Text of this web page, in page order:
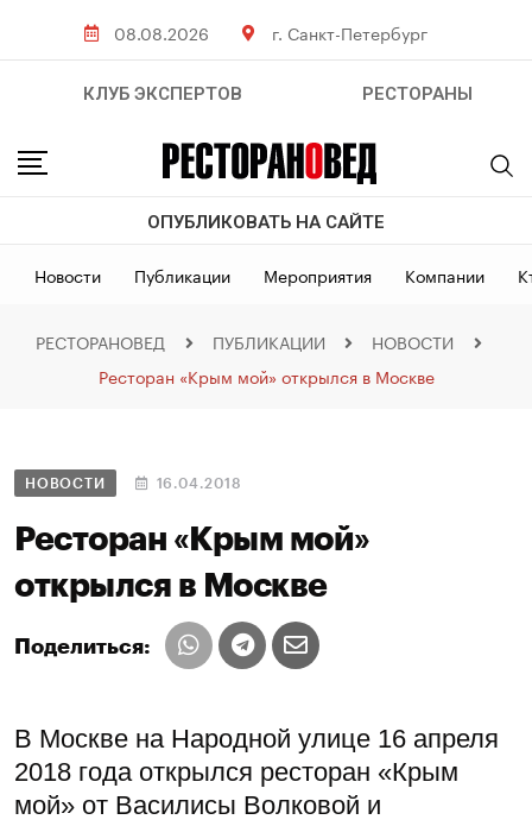
08.08.2026 г. Санкт-Петербург
КЛУБ ЭКСПЕРТОВ РЕСТОРАНЫ
ОПУБЛИКОВАТЬ НА САЙТЕ
Новости Публикации Мероприятия Компании
РЕСТОРАНОВЕД ПУБЛИКАЦИИ
НОВОСТИ
Ресторан «Крым мой» открылся в Москве
НОВОСТИ 16.04.2018
Ресторан «Крым мой»
открылся в Москве
Поделиться:
В Москве на Народной улице 16 апреля
2018 года открылся ресторан «Крым
мой» от Василисы Волковой и